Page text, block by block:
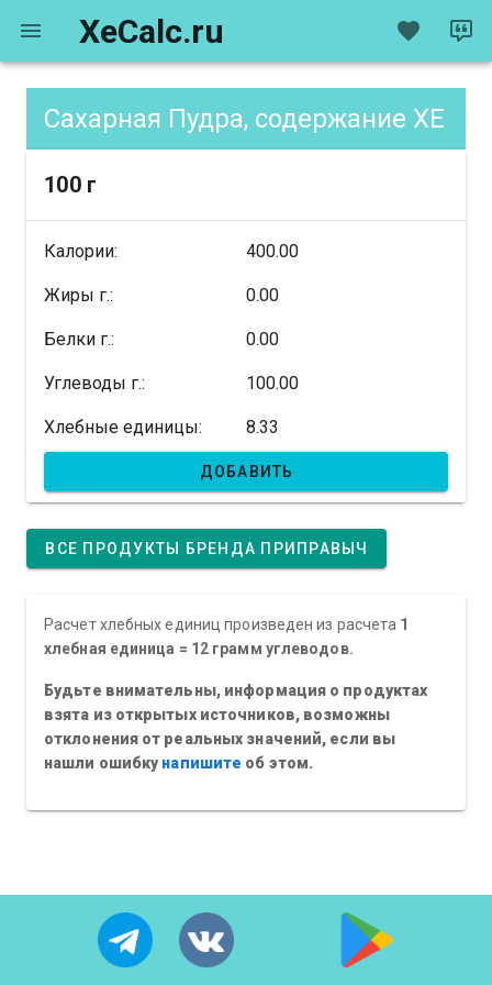
XeCalc.ru
Сахарная Пудра, содержание XE
100 г
Калории: 400.00
Жиры г.: 0.00
Белки г.: 0.00
Углеводы г.: 100.00
Хлебные единицы: 8.33
ДОБАВИТЬ
ВСЕ ПРОДУКТЫ БРЕНДА ПРИПРАВЫЧ
Расчет хлебных единиц произведен из расчета 1
хлебная единица = 12 грамм углеводов.
Будьте внимательны, информация о продуктах
взята из открытых источников, возможны
отклонения от реальных значений, если вы
нашли ошибкунапишите об этом.